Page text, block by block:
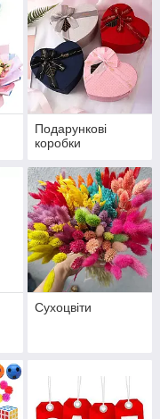
Подарункові
коробки
Сухоцвіти